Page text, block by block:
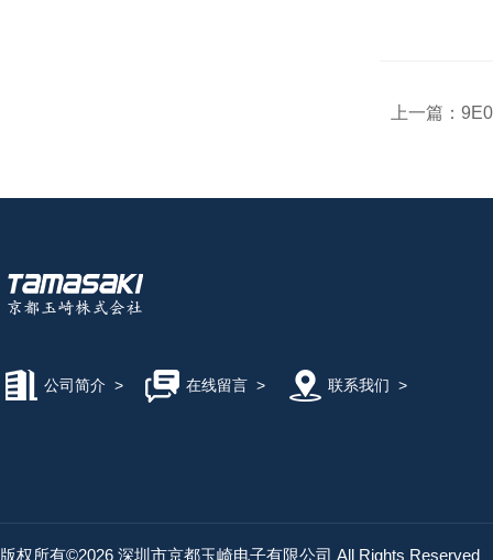
上一篇：
公司简介 > 在线留言> 联系我们 >
版权所有©2026 深圳市京都玉崎电子有限公司 All Rights Reserved